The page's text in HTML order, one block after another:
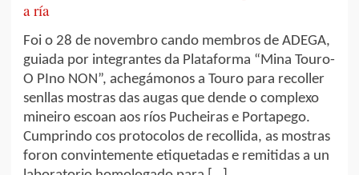
Foi o 28 de novembro cando membros de ADEGA,
guiada por integrantes da Plataforma “Mina Touro-
O PIno NON”, achegámonos a Touro para recoller
senllas mostras das augas que dende o complexo
mineiro escoan aos ríos Pucheiras e Portapego.
Cumprindo cos protocolos de recollida, as mostras
foron convintemente etiquetadas e remitidas a un